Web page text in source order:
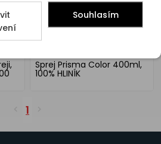
Sprej Prisma Color 400ml,
100% HLINÍK
1
Souhlasím